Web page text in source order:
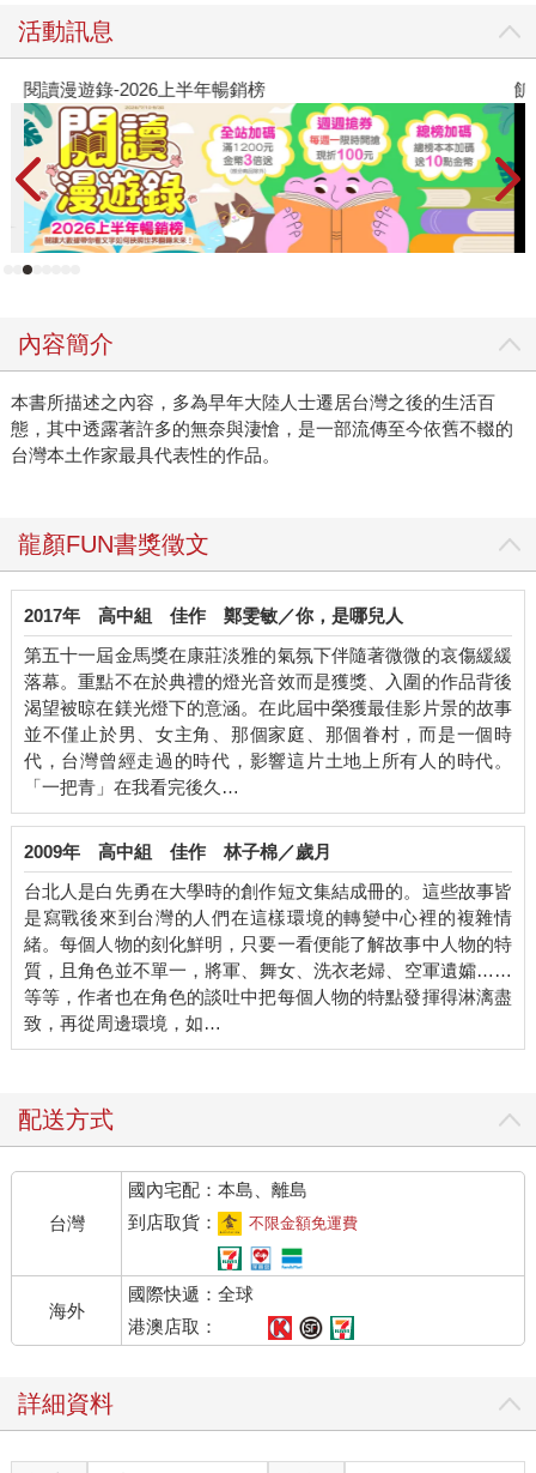
活動訊息
閱讀漫遊錄-2026上半年暢銷榜 飢
內容簡介
本書所描述之內容，多為早年大陸人士遷居台灣之後的生活百
態，其中透露著許多的無奈與淒愴，是一部流傳至今依舊不輟的
台灣本土作家最具代表性的作品。
龍顏FUN書獎徵文
2017年 高中組 佳作 鄭雯敏／你，是哪兒人
第五十一屆金馬獎在康莊淡雅的氣氛下伴隨著微微的哀傷緩緩
落幕。重點不在於典禮的燈光音效而是獲獎、入圍的作品背後
渴望被晾在鎂光燈下的意涵。在此屆中榮獲最佳影片景的故事
並不僅止於男、女主角、那個家庭、那個眷村，而是一個時
代，台灣曾經走過的時代，影響這片土地上所有人的時代。
「一把青」在我看完後久…
2009年 高中組 佳作 林子棉／歲月
台北人是白先勇在大學時的創作短文集結成冊的。這些故事皆
是寫戰後來到台灣的人們在這樣環境的轉變中心裡的複雜情
緒。每個人物的刻化鮮明，只要一看便能了解故事中人物的特
質，且角色並不單一，將軍、舞女、洗衣老婦、空軍遺孀……
等等，作者也在角色的談吐中把每個人物的特點發揮得淋漓盡
致，再從周邊環境，如…
配送方式
台灣
國內宅配：本島、離島
到店取貨：
不限金額免運費
海外
國際快遞：全球
港澳店取：
詳細資料